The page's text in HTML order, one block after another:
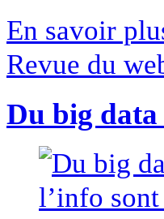
En savoir
Revue du
Du big data